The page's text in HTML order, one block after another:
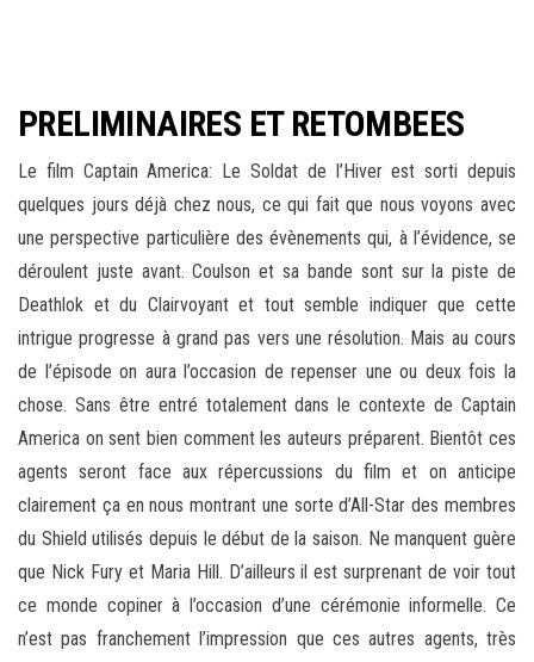
PRELIMINAIRES ET RETOMBEES
Le film Captain America: Le Soldat de l’Hiver est sorti depuis
quelques jours déjà chez nous, ce qui fait que nous voyons avec
une perspective particulière des évènements qui, à l’évidence, se
déroulent juste avant. Coulson et sa bande sont sur la piste de
Deathlok et du Clairvoyant et tout semble indiquer que cette
intrigue progresse à grand pas vers une résolution. Mais au cours
de l’épisode on aura l’occasion de repenser une ou deux fois la
chose. Sans être entré totalement dans le contexte de Captain
America on sent bien comment les auteurs préparent. Bientôt ces
agents seront face aux répercussions du film et on anticipe
clairement ça en nous montrant une sorte d’All-Star des membres
du Shield utilisés depuis le début de la saison. Ne manquent guère
que Nick Fury et Maria Hill. D’ailleurs il est surprenant de voir tout
ce monde copiner à l’occasion d’une cérémonie informelle. Ce
n’est pas franchement l’impression que ces autres agents, très